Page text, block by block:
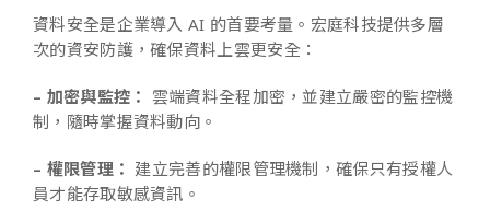
資料安全是企業導入 AI 的首要考量。宏庭科技提供多層
次的資安防護，確保資料上雲更安全：
– 加密與監控： 雲端資料全程加密，並建立嚴密的監控機
制，隨時掌握資料動向。
– 權限管理： 建立完善的權限管理機制，確保只有授權人
員才能存取敏感資訊。